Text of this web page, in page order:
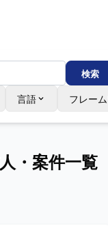
検索
言語 フレー
・案件一覧